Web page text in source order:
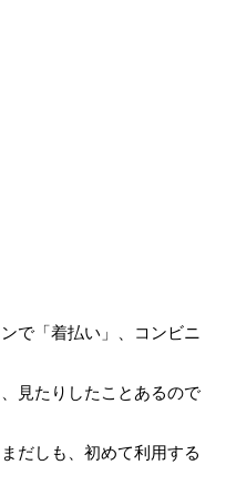
で「着払い」、コンビニ
見たりしたことあるので
だしも、初めて利用する